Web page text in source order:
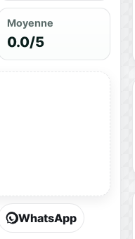
Moyenne
0.0/5
WhatsApp